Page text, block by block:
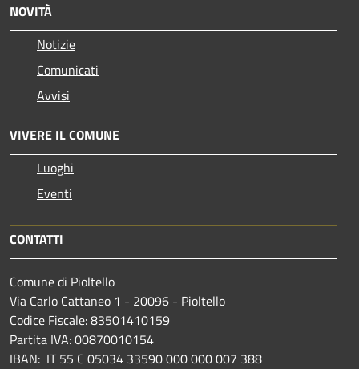
NOVITÀ
Notizie
Comunicati
Avvisi
VIVERE IL COMUNE
Luoghi
Eventi
CONTATTI
Comune di Pioltello
Via Carlo Cattaneo 1 - 20096 - Pioltello
Codice Fiscale: 83501410159
Partita IVA: 00870010154
IBAN: IT 55 C 05034 33590 000 000 007 388